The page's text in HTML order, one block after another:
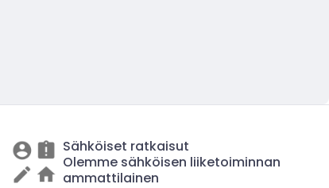
Sähköiset ratkaisut
Olemme sähköisen liiketoiminnan
ammattilainen